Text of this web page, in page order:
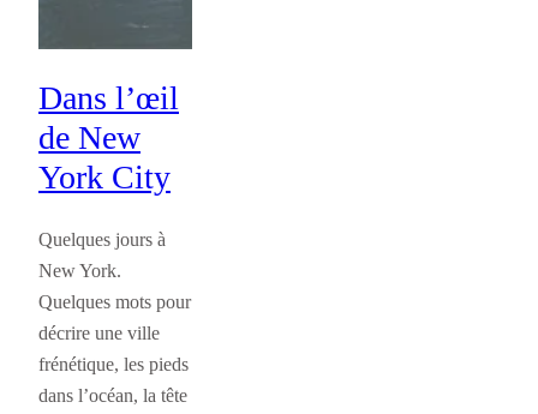
Dans l’œil
de New
York City
Quelques jours à
New York.
Quelques mots pour
décrire une ville
frénétique, les pieds
dans l’océan, la tête